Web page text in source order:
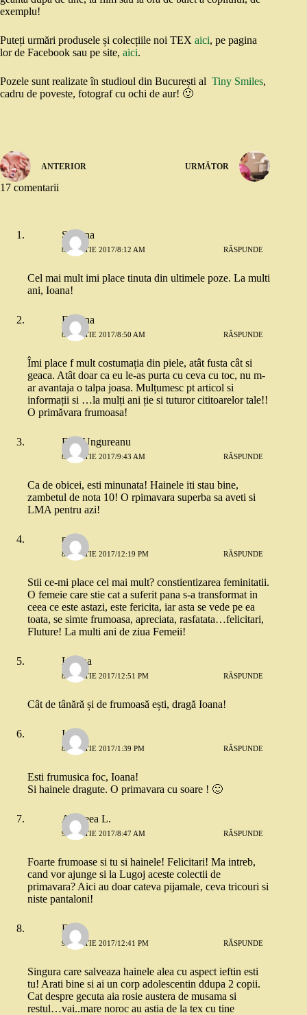
exemplu!
Puteți urmări produsele și colecțiile noi TEX aici, pe pagina
lor de Facebook sau pe site, aici.
Pozele sunt realizate în studioul din București al Tiny Smiles,
cadru de poveste, fotograf cu ochi de aur! 🙂
ANTERIOR URMĂTOR
17 comentarii
Simona
8 MARTIE 2017/8:12 AM RĂSPUNDE
Cel mai mult imi place tinuta din ultimele poze. La multi
ani, Ioana!
Evelina
8 MARTIE 2017/8:50 AM RĂSPUNDE
Îmi place f mult costumația din piele, atât fusta cât si
geaca. Atât doar ca eu le-as purta cu ceva cu toc, nu m-
ar avantaja o talpa joasa. Mulțumesc pt articol si
informații si …la mulți ani ție si tuturor cititoarelor tale!!
O primăvara frumoasa!
Emi Ungureanu
8 MARTIE 2017/9:43 AM RĂSPUNDE
Ca de obicei, esti minunata! Hainele iti stau bine,
zambetul de nota 10! O rpimavara superba sa aveti si
LMA pentru azi!
paula
8 MARTIE 2017/12:19 PM RĂSPUNDE
Stii ce-mi place cel mai mult? constientizarea feminitatii.
O femeie care stie cat a suferit pana s-a transformat in
ceea ce este astazi, este fericita, iar asta se vede pe ea
toata, se simte frumoasa, apreciata, rasfatata…felicitari,
Fluture! La multi ani de ziua Femeii!
Liliana
8 MARTIE 2017/12:51 PM RĂSPUNDE
Cât de tânără și de frumoasă ești, dragă Ioana!
Ina
8 MARTIE 2017/1:39 PM RĂSPUNDE
Esti frumusica foc, Ioana!
Si hainele dragute. O primavara cu soare ! 🙂
Andreea L.
9 MARTIE 2017/8:47 AM RĂSPUNDE
Foarte frumoase si tu si hainele! Felicitari! Ma intreb,
cand vor ajunge si la Lugoj aceste colectii de
primavara? Aici au doar cateva pijamale, ceva tricouri si
niste pantaloni!
D
9 MARTIE 2017/12:41 PM RĂSPUNDE
Singura care salveaza hainele alea cu aspect ieftin esti
tu! Arati bine si ai un corp adolescentin ddupa 2 copii.
Cat despre gecuta aia rosie austera de musama si
restul…vai..mare noroc au astia de la tex cu tine